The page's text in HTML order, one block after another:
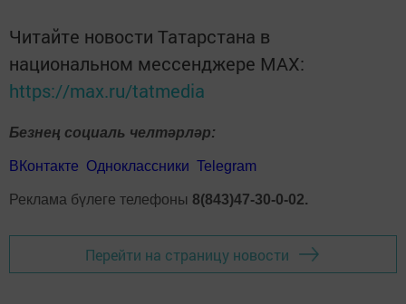
Читайте новости Татарстана в
национальном мессенджере MАХ:
https://max.ru/tatmedia
Безнең социаль челтәрләр:
ВКонтакте Одноклассники Telegram
Реклама бүлеге телефоны 8(843)47-30-0-02.
Перейти на страницу новости